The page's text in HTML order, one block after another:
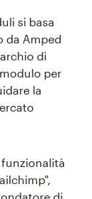
si basa
da Amped
di
per
la